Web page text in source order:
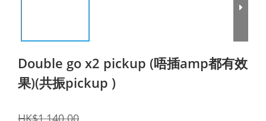
Double go x2 pickup (唔插amp都有效
果)(共振pickup )
HK$1,140.00